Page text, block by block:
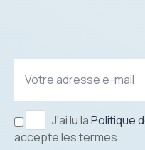
J'ai lu laPolitique
accepte les termes.